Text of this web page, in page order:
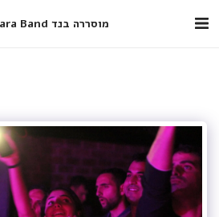
מוסררה בנד Musrara Band